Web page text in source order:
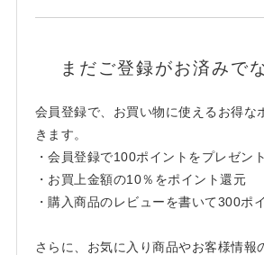
まだご登録がお済みで
会員登録で、お買い物に使えるお得な
きます。
・会員登録で100ポイントをプレゼント
・お買上金額の10％をポイント還元
・購入商品のレビューを書いて300ポ
さらに、お気に入り商品やお客様情報